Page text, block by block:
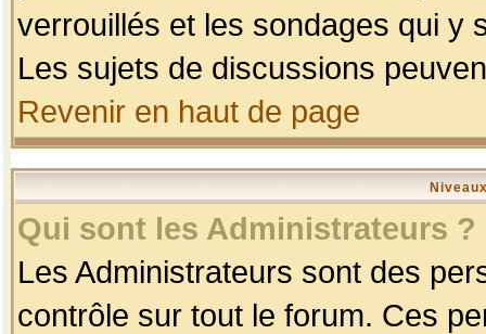
verrouillés et les sondages qui y
Les sujets de discussions
Revenir en haut de page
Qui sont les Administrateurs ?
Les Administrateurs sont des
contrôle sur tout le forum. Ces